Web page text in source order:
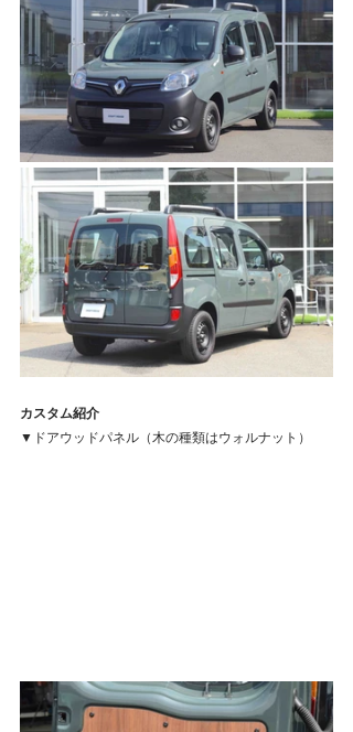
カスタム紹介
▼ドアウッドパネル（木の種類はウォルナット）